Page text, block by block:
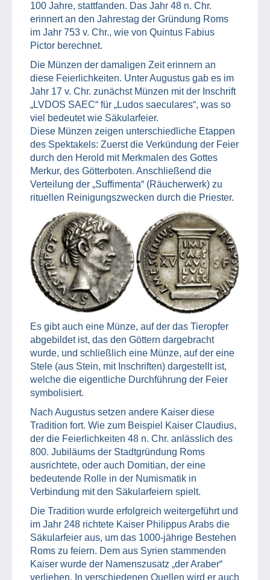
100 Jahre, stattfanden. Das Jahr 48 n. Chr.
erinnert an den Jahrestag der Gründung Roms
im Jahr 753 v. Chr., wie von Quintus Fabius
Pictor berechnet.
Die Münzen der damaligen Zeit erinnern an
diese Feierlichkeiten. Unter Augustus gab es im
Jahr 17 v. Chr. zunächst Münzen mit der Inschrift
„LVDOS SAEC“ für „Ludos saeculares“, was so
viel bedeutet wie Säkularfeier.
Diese Münzen zeigen unterschiedliche Etappen
des Spektakels: Zuerst die Verkündung der Feier
durch den Herold mit Merkmalen des Gottes
Merkur, des Götterboten. Anschließend die
Verteilung der „Suffimenta“ (Räucherwerk) zu
rituellen Reinigungszwecken durch die Priester.
Es gibt auch eine Münze, auf der das Tieropfer
abgebildet ist, das den Göttern dargebracht
wurde, und schließlich eine Münze, auf der eine
Stele (aus Stein, mit Inschriften) dargestellt ist,
welche die eigentliche Durchführung der Feier
symbolisiert.
Nach Augustus setzen andere Kaiser diese
Tradition fort. Wie zum Beispiel Kaiser Claudius,
der die Feierlichkeiten 48 n. Chr. anlässlich des
800. Jubiläums der Stadtgründung Roms
ausrichtete, oder auch Domitian, der eine
bedeutende Rolle in der Numismatik in
Verbindung mit den Säkularfeiern spielt.
Die Tradition wurde erfolgreich weitergeführt und
im Jahr 248 richtete Kaiser Philippus Arabs die
Säkularfeier aus, um das 1000-jährige Bestehen
Roms zu feiern. Dem aus Syrien stammenden
Kaiser wurde der Namenszusatz „der Araber“
verliehen. In verschiedenen Quellen wird er auch